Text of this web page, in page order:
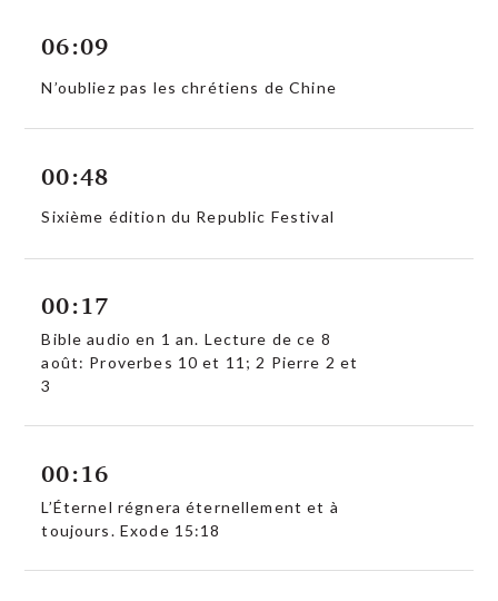
06:09
N’oubliez pas les chrétiens de Chine
00:48
Sixième édition du Republic Festival
00:17
Bible audio en 1 an. Lecture de ce 8
août: Proverbes 10 et 11; 2 Pierre 2 et
3
00:16
L’Éternel régnera éternellement et à
toujours. Exode 15:18